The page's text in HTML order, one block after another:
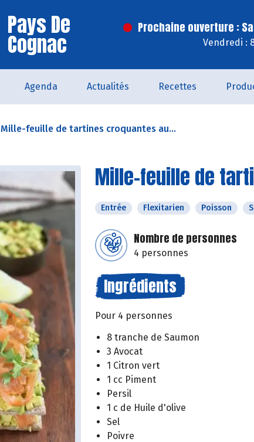
Pays De
Cognac
Prochaine ouverture :
Vendredi :
Agenda Actualités Recettes
Mille-feuille de tartines croquantes au...
Mille-feuille de
Entrée Flexitarien Poisson
Nombre de personnes
4 personnes
Ingrédients
Pour 4 personnes
8 tranche de Saumon
3 Avocat
1 Citron vert
1 cc Piment
Persil
1 c de Huile d'olive
Sel
Poivre